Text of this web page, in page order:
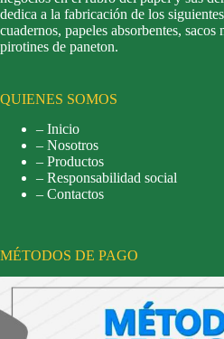
dedica a la fabricación de los
cuadernos, papeles absorbentes,
pirotines de paneton.
QUIENES SOMOS
– Inicio
– Nosotros
– Productos
– Responsabilidad social
– Contactos
MÉTODOS DE PAGO